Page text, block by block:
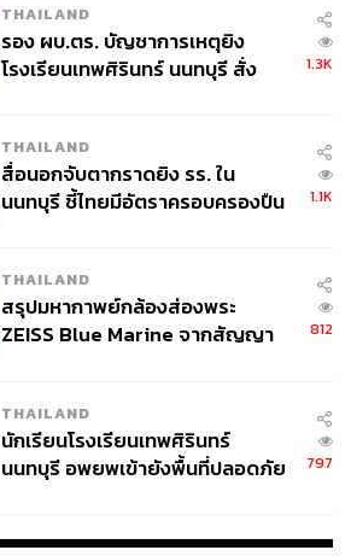
THAILAND
รอง ผบ.ตร. บัญชาการเหตุยิง
โรงเรียนเทพศิรินทร์ นนทบุรี สั่ง
1.3K
THAILAND
สื่อนอกจับตากราดยิง รร. ใน
นนทบุรี ชี้ไทยมีอัตราครอบครองปืน
1.1K
THAILAND
สรุปมหากาพย์กล้องส่องพระ
ZEISS Blue Marine จากสัญญา
จ่ายหนี้-แอบระบุแบรนด์
812
THAILAND
นักเรียนโรงเรียนเทพศิรินทร์
นนทบุรี อพยพเข้ายังพื้นที่ปลอดภัย
797